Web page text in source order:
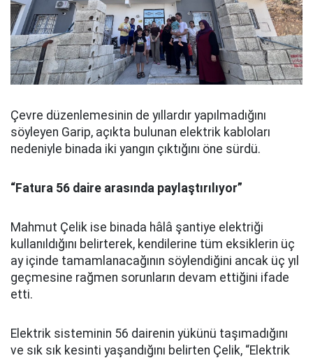
Çevre düzenlemesinin de yıllardır yapılmadığını
söyleyen Garip, açıkta bulunan elektrik kabloları
nedeniyle binada iki yangın çıktığını öne sürdü.
“Fatura 56 daire arasında paylaştırılıyor”
Mahmut Çelik ise binada hâlâ şantiye elektriği
kullanıldığını belirterek, kendilerine tüm eksiklerin üç
ay içinde tamamlanacağının söylendiğini ancak üç yıl
geçmesine rağmen sorunların devam ettiğini ifade
etti.
Elektrik sisteminin 56 dairenin yükünü taşımadığını
ve sık sık kesinti yaşandığını belirten Çelik, “Elektrik